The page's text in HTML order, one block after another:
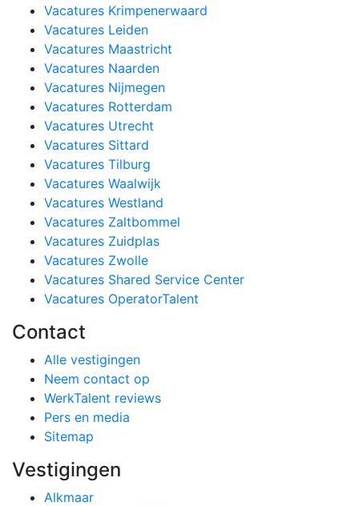
Vacatures Krimpenerwaard
Vacatures Leiden
Vacatures Maastricht
Vacatures Naarden
Vacatures Nijmegen
Vacatures Rotterdam
Vacatures Utrecht
Vacatures Sittard
Vacatures Tilburg
Vacatures Waalwijk
Vacatures Westland
Vacatures Zaltbommel
Vacatures Zuidplas
Vacatures Zwolle
Vacatures Shared Service Center
Vacatures OperatorTalent
Contact
Alle vestigingen
Neem contact op
WerkTalent reviews
Pers en media
Sitemap
Vestigingen
Alkmaar